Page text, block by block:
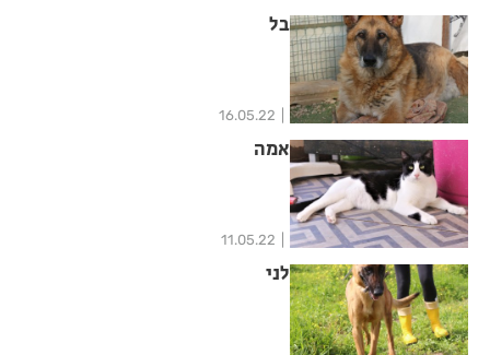
בל
16.05.22
אמה
11.05.22
לני